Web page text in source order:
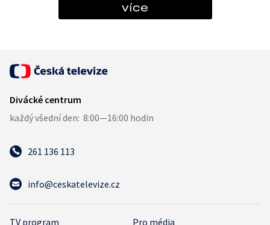
více
261 136 113
info@ceskatelevize.cz
TV program Pro média